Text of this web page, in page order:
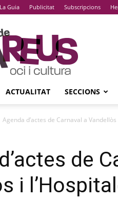
La Guia Publicitat Subscripcions
La
Guia
De
Reus
ACTUALITAT SECCIONS
Agenda d’actes de Carnaval a
de
i